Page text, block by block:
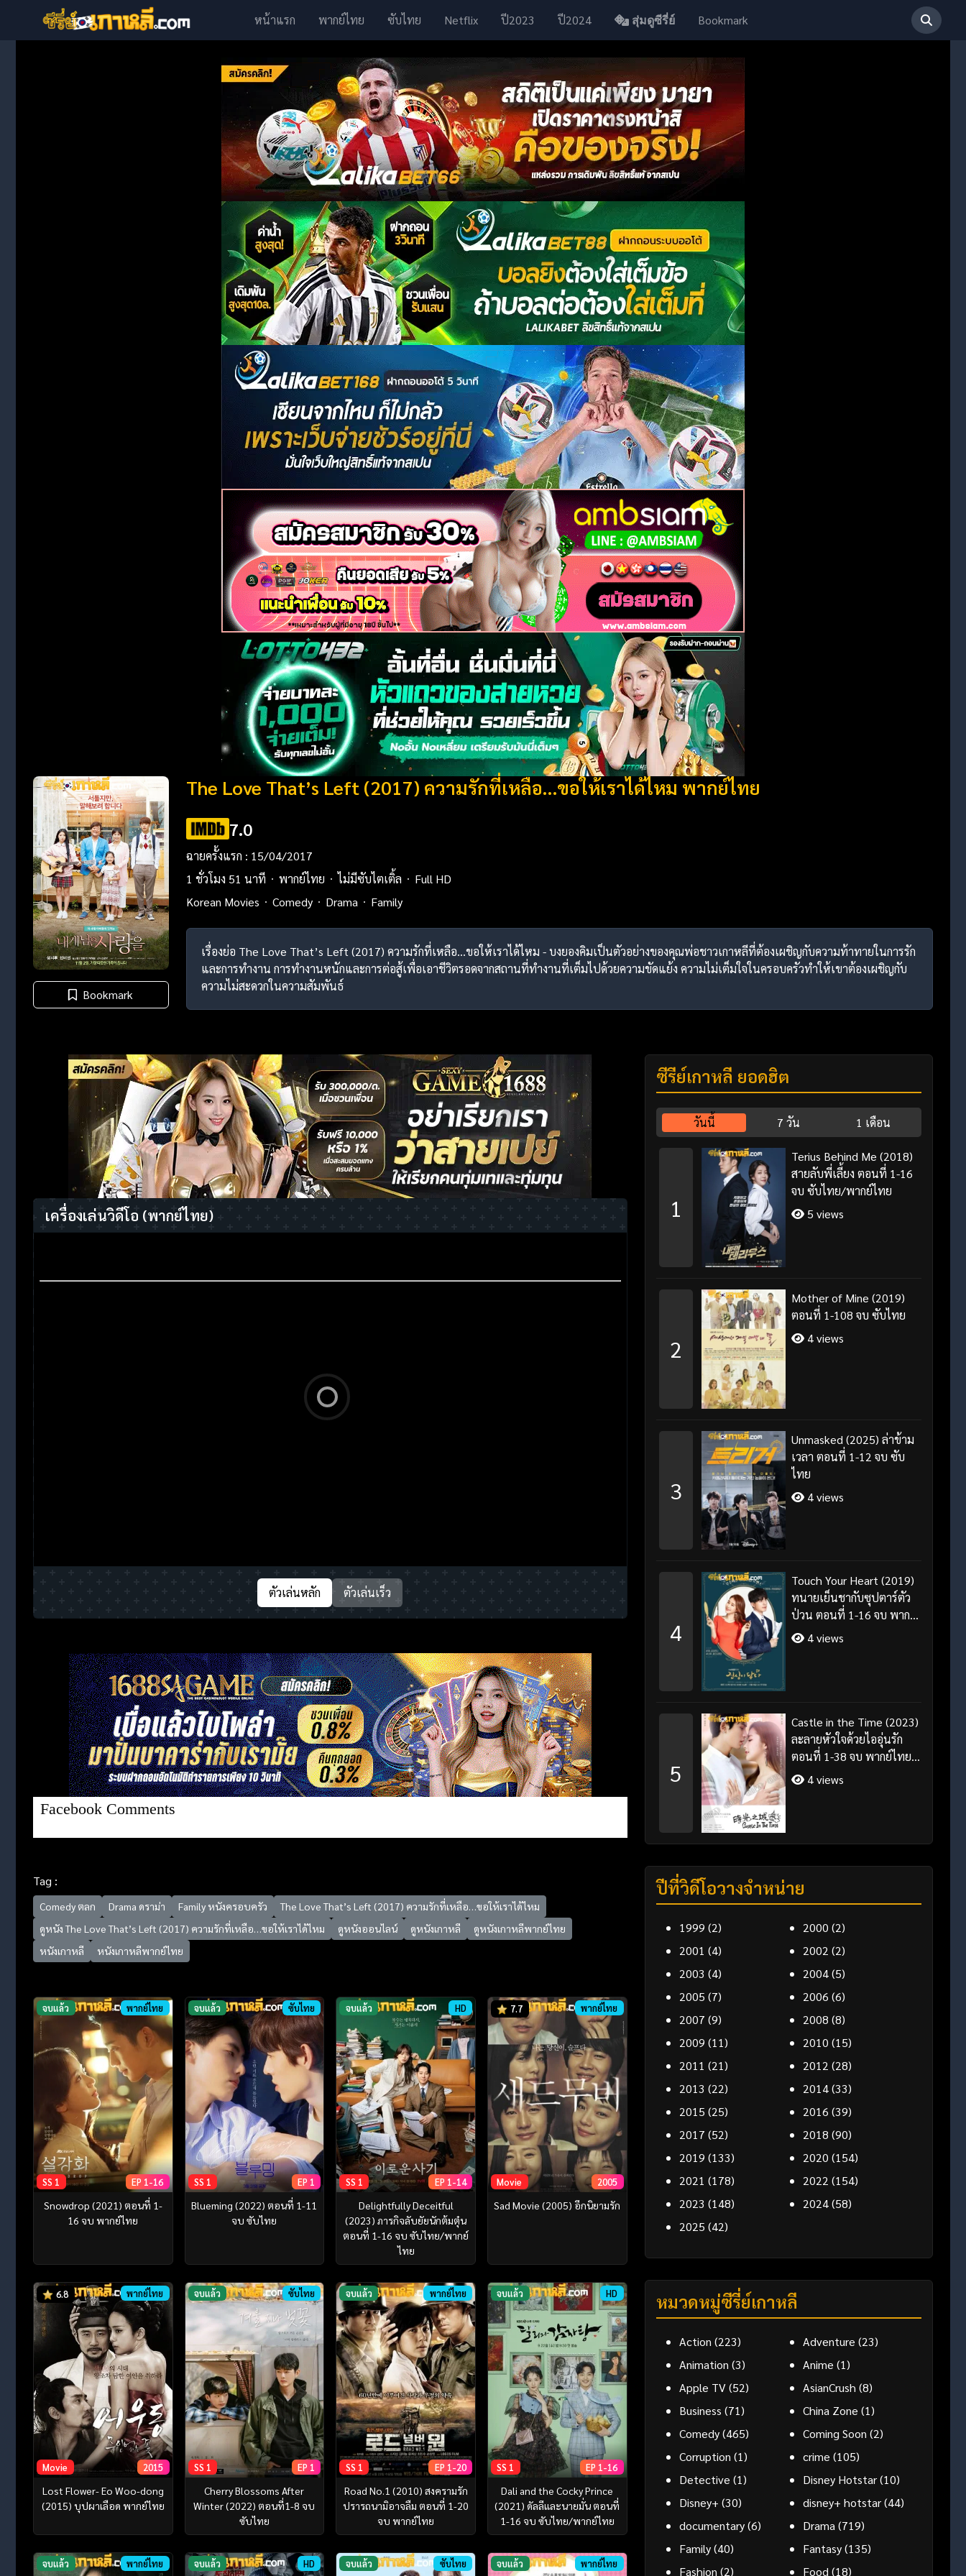
หน้าแรก พากย์ไทย ซับไทย Netflix ปี2023 ปี2024 สุ่มดูซีรี่ย์ Bookmark
Bookmark
The Love That’s Left (2017) ความรักที่เหลือ…ขอให้เราได้ไหม พากย์ไทย
7.0
ฉายครั้งแรก : 15/04/2017
1 ชั่วโมง 51 นาที
พากย์ไทย ไม่มีซับไตเติ้ล
Full HD
Korean Movies
Comedy Drama Family
เรื่องย่อ The Love That’s Left (2017) ความรักที่เหลือ…ขอให้เราได้ไหม - บงยองคิมเป็นตัวอย่างของคุณพ่อชาวเกาหลีที่ต้องเผชิญกับความท้าทายในการรัก
และการทำงาน การทำงานหนักและการต่อสู้เพื่อเอาชีวิตรอดจากสถานที่ทำงานที่เต็มไปด้วยความขัดแย้ง ความไม่เต็มใจในครอบครัวทำให้เขาต้องเผชิญกับ
ความไม่สะดวกในความสัมพันธ์
เครื่องเล่นวิดีโอ (พากย์ไทย)
ตัวเล่นหลัก ตัวเล่นเร็ว
Facebook Comments
Tag :
Comedy ตลก Drama ดราม่า Family หนังครอบครัว
The Love That’s Left (2017) ความรักที่เหลือ…ขอให้เราได้ไหม
ดูหนัง The Love That’s Left (2017) ความรักที่เหลือ…ขอให้เราได้ไหม
ดูหนังออนไลน์ ดูหนังเกาหลี
ดูหนังเกาหลีพากย์ไทย
หนังเกาหลี
หนังเกาหลีพากย์ไทย
จบแล้ว พากย์ไทย
SS 1 EP 1-16
Snowdrop (2021) ตอนที่ 1-
16 จบ พากย์ไทย
จบแล้ว ซับไทย
SS 1 EP 1
Blueming (2022) ตอนที่ 1-11
จบ ซับไทย
จบแล้ว HD
SS 1 EP 1-14
Delightfully Deceitful
(2023) ภารกิจลับยัยนักต้มตุ๋น
ตอนที่ 1-16 จบ ซับไทย/พากย์
ไทย
7.7 พากย์ไทย
Movie 2005
Sad Movie (2005) อีกนิยามรัก
6.8 พากย์ไทย
Movie 2015
Lost Flower- Eo Woo-dong
(2015) บุปผาเลือด พากย์ไทย
จบแล้ว ซับไทย
SS 1 EP 1
Cherry Blossoms After
Winter (2022) ตอนที่1-8 จบ
ซับไทย
จบแล้ว พากย์ไทย
SS 1 EP 1-20
Road No.1 (2010) สงครามรัก
ปรารถนามิอาจลืม ตอนที่ 1-20
จบ พากย์ไทย
จบแล้ว HD
SS 1 EP 1-16
Dali and the Cocky Prince
(2021) ดัลลีและนายมั่น ตอนที่
1-16 จบ ซับไทย/พากย์ไทย
จบแล้ว พากย์ไทย จบแล้ว HD จบแล้ว ซับไทย จบแล้ว พากย์ไทย
ซีรี่ย์เกาหลี ยอดฮิต
วันนี้ 7 วัน 1 เดือน
1
Terius Behind Me (2018)
สายลับพี่เลี้ยง ตอนที่ 1-16
จบ ซับไทย/พากย์ไทย
5 views
2
Mother of Mine (2019)
ตอนที่ 1-108 จบ ซับไทย
4 views
3
Unmasked (2025) ล่าข้าม
เวลา ตอนที่ 1-12 จบ ซับ
ไทย
4 views
4
Touch Your Heart (2019)
ทนายเย็นชากับซุปตาร์ตัว
ป่วน ตอนที่ 1-16 จบ พากย์
ไทย/ซับไทย
4 views
5
Castle in the Time (2023)
ละลายหัวใจด้วยไออุ่นรัก
ตอนที่ 1-38 จบ พากย์ไทย/
ซับไทย4 views
ปีที่วิดีโอวางจำหน่าย
1999 (2) 2000 (2)
2001 (4) 2002 (2)
2003 (4) 2004(5)
2005 (7) 2006 (6)
2007 (9) 2008 (8)
2009 (11) 2010 (15)
2011 (21) 2012 (28)
2013 (22) 2014(33)
2015 (25) 2016 (39)
2017 (52) 2018 (90)
2019 (133) 2020 (154)
2021 (178) 2022 (154)
2023 (148) 2024(58)
2025 (42)
หมวดหมู่ซีรี่ย์เกาหลี
Action (223) Adventure (23)
Animation (3) Anime (1)
Apple TV(52) AsianCrush (8)
Business (71) China Zone (1)
Comedy(465) Coming Soon (2)
Corruption (1) crime (105)
Detective (1) Disney Hotstar(10)
Disney+ (30) disney+ hotstar(44)
documentary(6) Drama (719)
Family(40) Fantasy(135)
Fashion (2) Food (18)